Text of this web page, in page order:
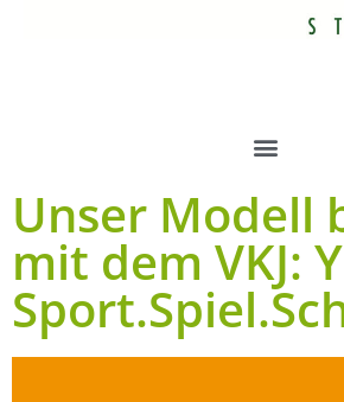
Unser Modell
mit dem VKJ: